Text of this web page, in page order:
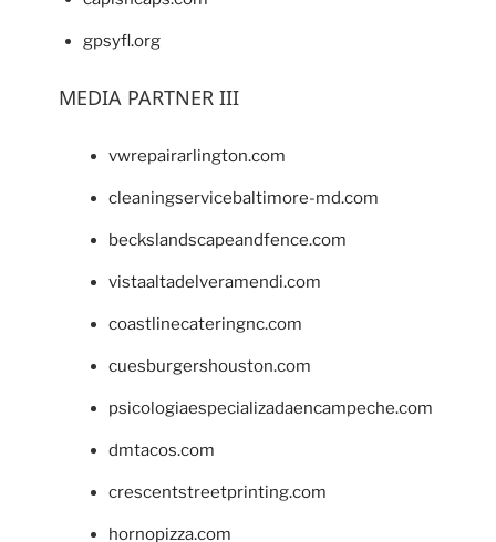
gpsyfl.org
MEDIA PARTNER III
vwrepairarlington.com
cleaningservicebaltimore-md.com
beckslandscapeandfence.com
vistaaltadelveramendi.com
coastlinecateringnc.com
cuesburgershouston.com
psicologiaespecializadaencampeche.com
dmtacos.com
crescentstreetprinting.com
hornopizza.com